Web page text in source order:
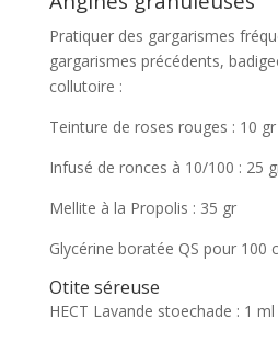
Pratiquer des gargarismes
gargarismes précédents,
collutoire :
Teinture de roses rouges : 10 gr
Infusé de ronces à 10/100 : 25
Mellite à la Propolis : 35 gr
Glycérine boratée QS pour 100
Otite séreuse
HECT Lavande stoechade : 1 ml